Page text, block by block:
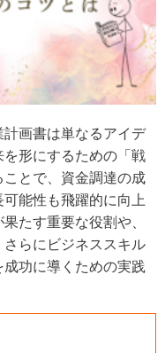
画書は単なるアイデ
形にするための「戦
とで、資金調達の成
能性も飛躍的に向上
たす重要な役割や、
らにビジネススキル
功に導くための実践